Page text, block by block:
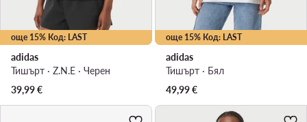
още 15% Код: LAST
adidas
Тишърт · Z.N.E · Черен
39,99€
още 15% Код: LAST
adidas
Тишърт · Бял
49,99€